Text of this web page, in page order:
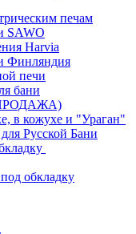
печам
SAWO
Harvia
Финляндия
печи
бани
в кожухе и "Ураган"
Русской Бани
обкладку